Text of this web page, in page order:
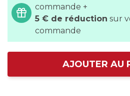
commande +
5 € de réduction sur
commande
AJOUTER AU